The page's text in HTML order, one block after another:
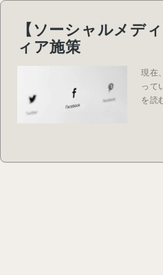
【ソーシャルメデ
ィア施策
現在
って
を読